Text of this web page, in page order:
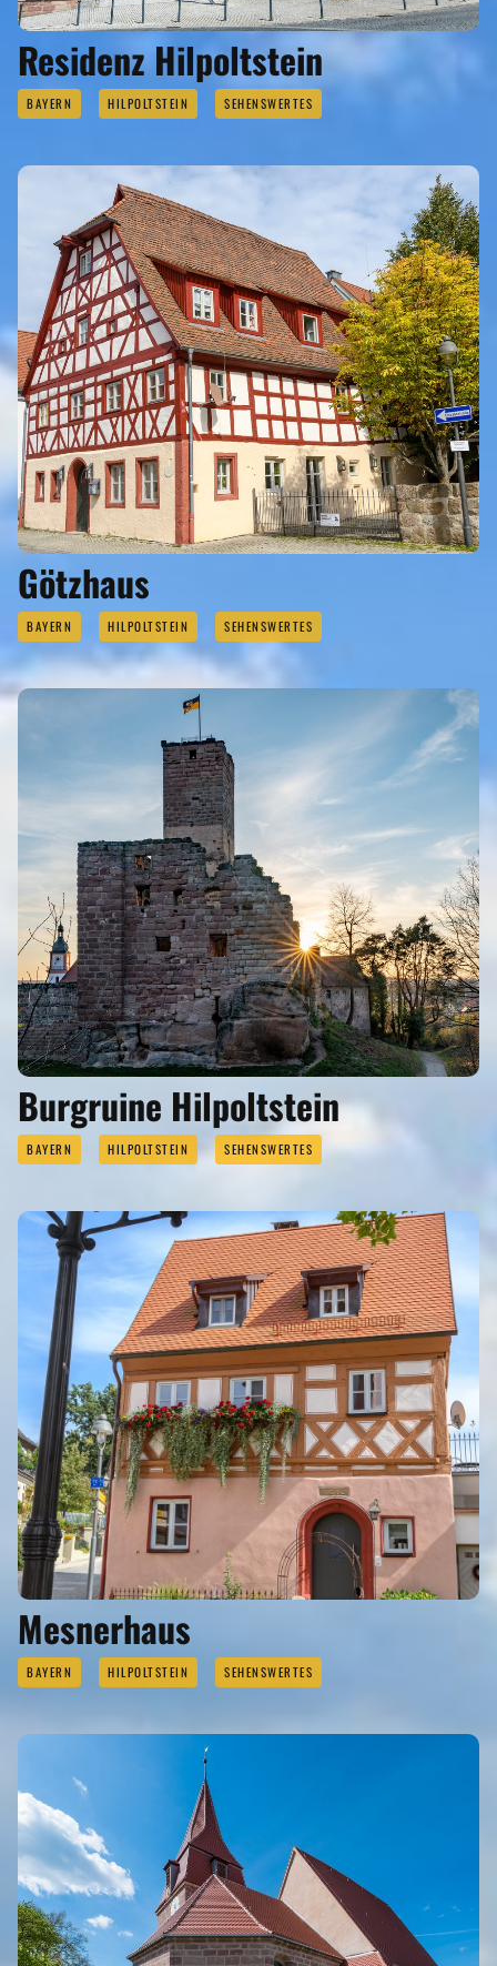
Residenz Hilpoltstein
BAYERN HILPOLTSTEIN SEHENSWERTES
Götzhaus
BAYERN HILPOLTSTEIN SEHENSWERTES
Burgruine Hilpoltstein
BAYERN HILPOLTSTEIN SEHENSWERTES
Mesnerhaus
BAYERN HILPOLTSTEIN SEHENSWERTES